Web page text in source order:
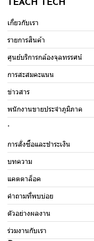
TEACH TECH
เกี่ยวกับเรา
รายการสินค้า
ศูนย์บริการกล้องจุลทรรศน์
การสะสมคะแนน
ข่าวสาร
พนักงานขายประจำภูมิภาค
.
การสั่งซื้อและชำระเงิน
บทความ
แคตตาล็อค
คำถามที่พบบ่อย
ตัวอย่างผลงาน
ร่วมงานกับเรา